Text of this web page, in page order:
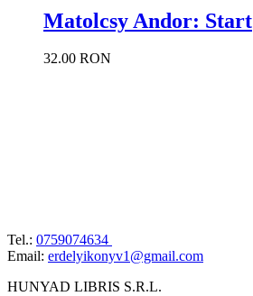
Matolcsy Andor: Start
32.00 RON
Tel.: 0759074634
Email: erdelyikonyv1@gmail.com
HUNYAD LIBRIS S.R.L.